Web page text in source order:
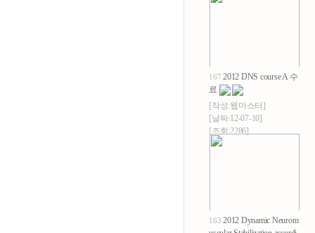
167 2012 DNS course A 수
료
[작성:웹마스터]
[날짜:12-07-10]
[조회:2286]
163 2012 Dynamic Neurom